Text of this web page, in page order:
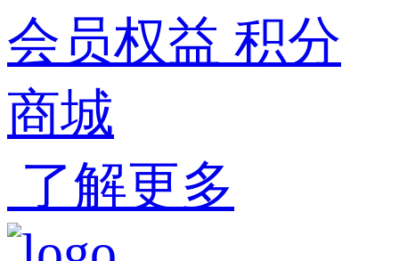
会员权益 积分
商城
了解更多